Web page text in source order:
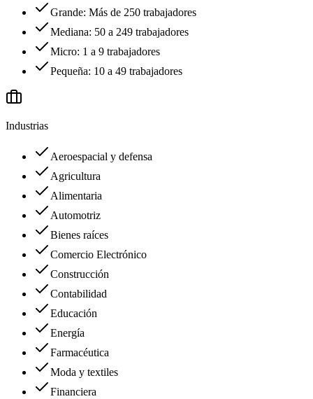
Grande: Más de 250 trabajadores
Mediana: 50 a 249 trabajadores
Micro: 1 a 9 trabajadores
Pequeña: 10 a 49 trabajadores
Industrias
Aeroespacial y defensa
Agricultura
Alimentaria
Automotriz
Bienes raíces
Comercio Electrónico
Construcción
Contabilidad
Educación
Energía
Farmacéutica
Moda y textiles
Financiera